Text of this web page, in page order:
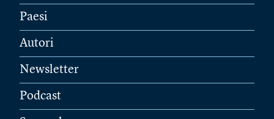
Paesi
Autori
Newsletter
Podcast